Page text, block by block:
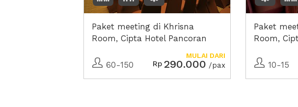
Paket meeting di Khrisna
Room, Cipta Hotel Pancoran
60-150 Rp 290.000 /pax
MULAI DARI
Paket
Room,
10-15